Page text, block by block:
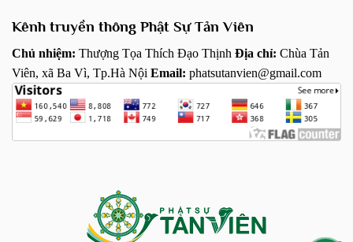
Kênh truyền thông Phật Sự Tản Viên
Chủ nhiệm: Thượng Tọa Thích Đạo Thịnh Địa chỉ: Chùa Tản
Viên, xã Ba Vì, Tp.Hà Nội Email: phatsutanvien@gmail.com